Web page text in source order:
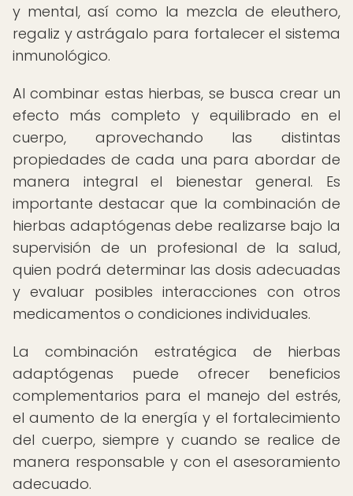
y mental, así como la mezcla de eleuthero,
regaliz y astrágalo para fortalecer el sistema
inmunológico.
Al combinar estas hierbas, se busca crear un
efecto más completo y equilibrado en el
cuerpo, aprovechando las distintas
propiedades de cada una para abordar de
manera integral el bienestar general. Es
importante destacar que la combinación de
hierbas adaptógenas debe realizarse bajo la
supervisión de un profesional de la salud,
quien podrá determinar las dosis adecuadas
y evaluar posibles interacciones con otros
medicamentos o condiciones individuales.
La combinación estratégica de hierbas
adaptógenas puede ofrecer beneficios
complementarios para el manejo del estrés,
el aumento de la energía y el fortalecimiento
del cuerpo, siempre y cuando se realice de
manera responsable y con el asesoramiento
adecuado.